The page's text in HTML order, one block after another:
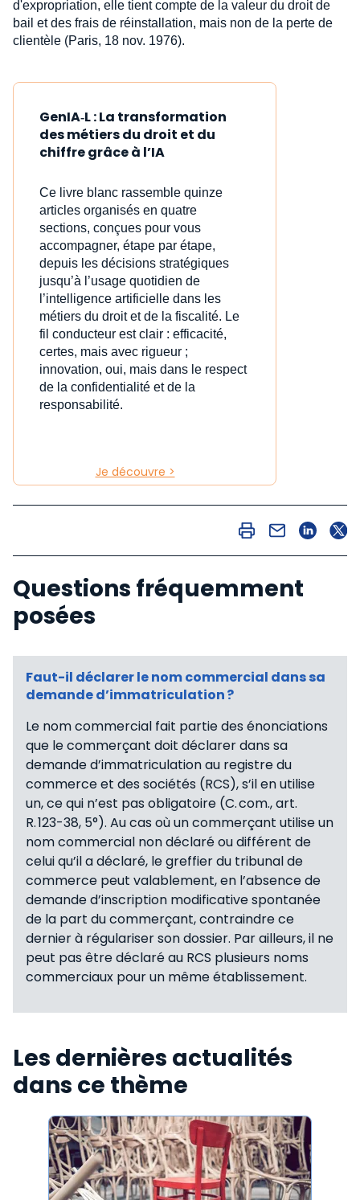
d'expropriation, elle tient compte de la valeur du droit de
bail et des frais de réinstallation, mais non de la perte de
clientèle (Paris, 18 nov. 1976).
GenIA‑L : La transformation
des métiers du droit et du
chiffre grâce à l’IA
Ce livre blanc rassemble quinze
articles organisés en quatre
sections, conçues pour vous
accompagner, étape par étape,
depuis les décisions stratégiques
jusqu’à l’usage quotidien de
l’intelligence artificielle dans les
métiers du droit et de la fiscalité. Le
fil conducteur est clair : efficacité,
certes, mais avec rigueur ;
innovation, oui, mais dans le respect
de la confidentialité et de la
responsabilité.
Je découvre >
Questions fréquemment
posées
Faut-il déclarer le nom commercial dans sa
demande d’immatriculation ?
Le nom commercial fait partie des énonciations
que le commerçant doit déclarer dans sa
demande d’immatriculation au registre du
commerce et des sociétés (RCS), s’il en utilise
un, ce qui n’est pas obligatoire (C. com., art.
R. 123-38, 5°). Au cas où un commerçant utilise un
nom commercial non déclaré ou différent de
celui qu’il a déclaré, le greffier du tribunal de
commerce peut valablement, en l’absence de
demande d’inscription modificative spontanée
de la part du commerçant, contraindre ce
dernier à régulariser son dossier. Par ailleurs, il ne
peut pas être déclaré au RCS plusieurs noms
commerciaux pour un même établissement.
Les dernières actualités
dans ce thème